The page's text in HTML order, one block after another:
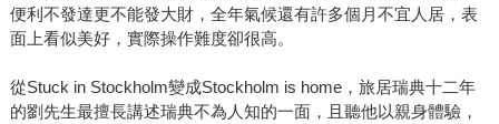
便利不發達更不能發大財，全年氣候還有許多個月不宜人居，表
面上看似美好，實際操作難度卻很高。
從Stuck in Stockholm變成Stockholm is home，旅居瑞典十二年
的劉先生最擅長講述瑞典不為人知的一面，且聽他以親身體驗，